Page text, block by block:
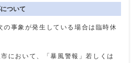
ついて
の事象が発生している場合は臨時休
において、「暴風警報」若しくは